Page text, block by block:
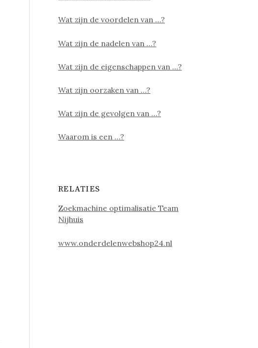
Wat zijn de voordelen van …?
Wat zijn de nadelen van …?
Wat zijn de eigenschappen van …?
Wat zijn oorzaken van …?
Wat zijn de gevolgen van …?
Waarom is een …?
RELATIES
Zoekmachine optimalisatie Team
Nijhuis
www.onderdelenwebshop24.nl